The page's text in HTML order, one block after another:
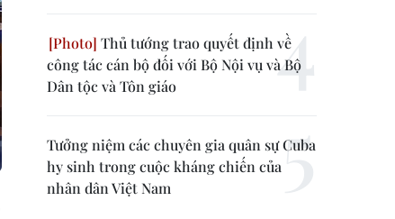
Thủ tướng trao quyết định về
công tác cán bộ đối với Bộ Nội vụ và Bộ
Dân tộc và Tôn giáo
Tưởng niệm các chuyên gia quân sự Cuba
hy sinh trong cuộc kháng chiến của
nhân dân Việt Nam